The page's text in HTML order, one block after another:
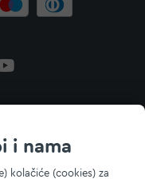
i nama
kolačiće (cookies) za